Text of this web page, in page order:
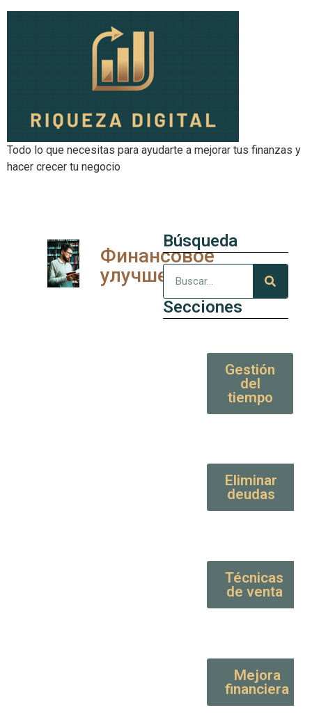
Todo lo que necesitas para ayudarte a mejorar tus finanzas y
hacer crecer tu negocio
Финансовое
улучшение
Búsqueda
Secciones
Gestión
del
tiempo
Eliminar
deudas
Técnicas
de venta
Mejora
financiera